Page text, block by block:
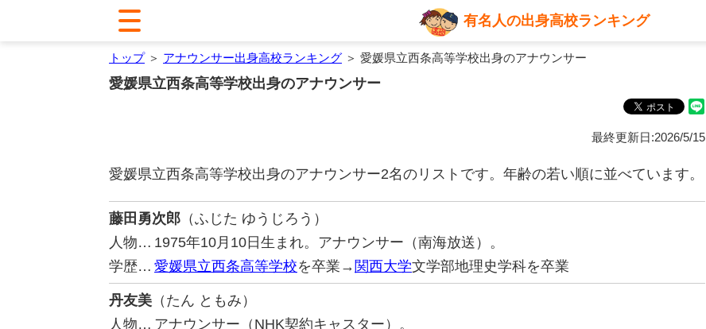
有名人の出身高校ランキング
トップ＞ アナウンサー出身高校ランキング ＞ 愛媛県立西条高等学校出身のアナウンサー
愛媛県立西条高等学校出身のアナウンサー
最終更新日:2026/5/15
愛媛県立西条高等学校出身のアナウンサー2名のリストです。年齢の若い順に並べています。
藤田勇次郎 （ふじた ゆうじろう）
人物… 1975年10月10日生まれ。アナウンサー（南海放送）。
学歴… 愛媛県立西条高等学校を卒業→ 関西大学文学部地理史学科を卒業
丹友美 （たん ともみ）
人物… アナウンサー（NHK契約キャスター）。